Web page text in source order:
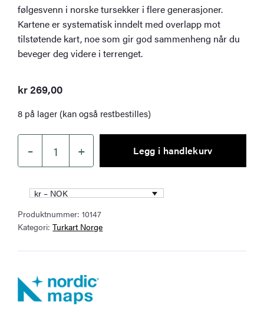
følgesvenn i norske tursekker i flere generasjoner.
Kartene er systematisk inndelt med overlapp mot
tilstøtende kart, noe som gir god sammenheng når du
beveger deg videre i terrenget.
kr269,00
8 på lager (kan også restbestilles)
–
Ånderdalen
serien
Turkart
antall
+ Legg i handlekurv
kr – NOK
Produktnummer:10147
Kategori:Turkart Norge